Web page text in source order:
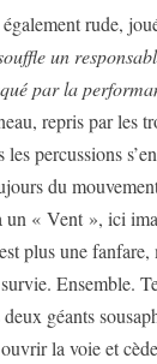
rude,
un
par la
repris par les
les percussions
du
un « Vent », ici
plus une
Ensemble.
géants
la voie et